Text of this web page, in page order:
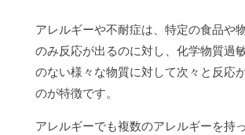
アレルギーや不耐症は、特定の食品や
のみ反応が出るのに対し、化学物質過
のない様々な物質に対して次々と反応
のが特徴です。
アレルギーでも複数のアレルギーを持